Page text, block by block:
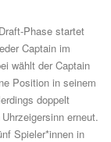
Phase startet
Captain im
wählt der Captain
Position in seinem
doppelt
erneut.
Spieler*innen in